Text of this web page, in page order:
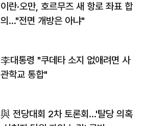
이란·오만, 호르무즈 새 항로 좌표 합
의…"전면 개방은 아냐"
李대통령 "쿠데타 소지 없애려면 사
관학교 통합"
與 전당대회 2차 토론회…'탈당 의혹